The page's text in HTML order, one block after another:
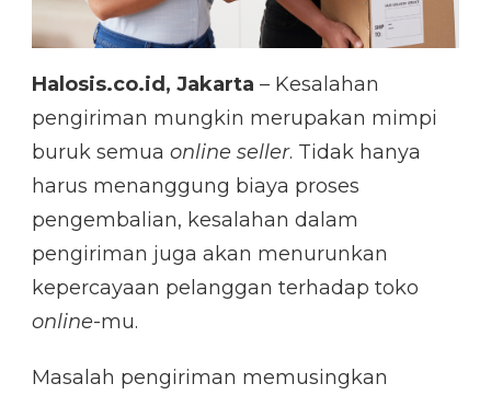
Halosis.co.id, Jakarta – Kesalahan
pengiriman mungkin merupakan mimpi
buruk semua online seller. Tidak hanya
harus menanggung biaya proses
pengembalian, kesalahan dalam
pengiriman juga akan menurunkan
kepercayaan pelanggan terhadap toko
online-mu.
Masalah pengiriman memusingkan